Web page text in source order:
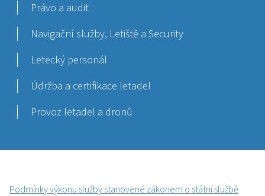
Právo a audit
Navigační služby, Letiště a Security
Letecký personál
Údržba a certifikace letadel
Provoz letadel a dronů
Podmínky výkonu služby stanovené zákonem o státní službě